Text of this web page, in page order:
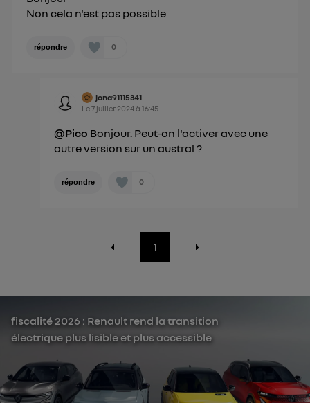
Non cela n'est pas possible
répondre 0
jona91115341
Le7 juillet 2024à16:45
@Pico Bonjour. Peut-on l'activer avec une
autre version sur un austral ?
répondre 0
1
fiscalité 2026 : Renault rend la transition
électrique plus lisible et plus accessible